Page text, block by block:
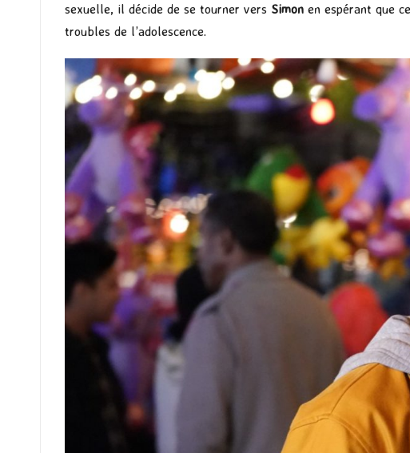
sexuelle, il décide de se tourner vers Simon en espérant que
troubles de l’adolescence.